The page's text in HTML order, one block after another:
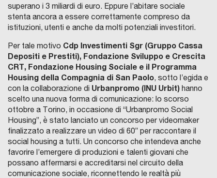
superano i 3 miliardi di euro. Eppure l’abitare sociale
stenta ancora a essere correttamente compreso da
istituzioni, utenti e anche da molti potenziali investitori.
Per tale motivo Cdp Investimenti Sgr (Gruppo Cassa
Depositi e Prestiti), Fondazione Sviluppo e Crescita
CRT, Fondazione Housing Sociale e il Programma
Housing della Compagnia di San Paolo, sotto l’egida e
con la collaborazione di Urbanpromo (INU Urbit) hanno
scelto una nuova forma di comunicazione: lo scorso
ottobre a Torino, in occasione di “Urbanpromo Social
Housing”, è stato lanciato un concorso per videomaker
finalizzato a realizzare un video di 60” per raccontare il
social housing a tutti. Un concorso che intendeva anche
favorire l’emergere di produzioni e talenti giovani che
possano affermarsi e accreditarsi nel circuito della
comunicazione sociale, riconnettendo le realtà più